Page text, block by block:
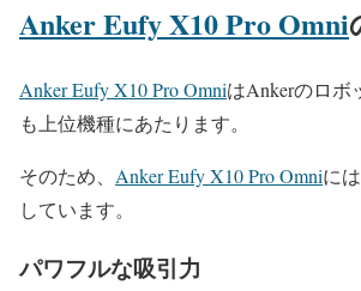
Anker Eufy X10 Pro Omni
Anker Eufy X10 Pro OmniはAnkerのロボ
も上位機種にあたります。
そのため、 Anker Eufy X10 Pro Omniに
しています。
パワフルな吸引力